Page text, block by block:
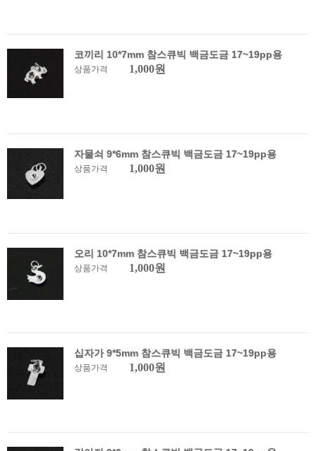
코끼리 10*7mm 참스큐빅 백금도금 17~19pp용
상품가격 1,000원
자물쇠 9*6mm 참스큐빅 백금도금 17~19pp용
상품가격 1,000원
오리 10*7mm 참스큐빅 백금도금 17~19pp용
상품가격 1,000원
십자가 9*5mm 참스큐빅 백금도금 17~19pp용
상품가격 1,000원